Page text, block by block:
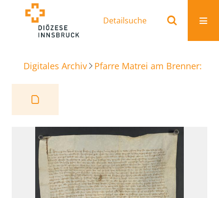
Detailsuche
Digitales Archiv Pfarre Matrei am Brenner: